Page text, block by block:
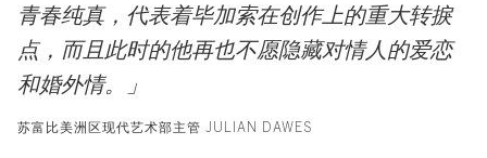
青春纯真，代表着毕加索在创作上的重大转捩
点，而且此时的他再也不愿隐藏对情人的爱恋
和婚外情。」
苏富比美洲区现代艺术部主管 JULIAN DAWES